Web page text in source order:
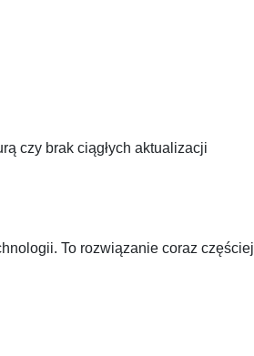
czy brak ciągłych aktualizacji
To rozwiązanie coraz częściej